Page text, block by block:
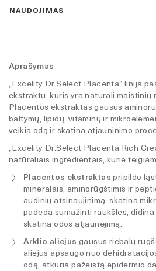
NAUDOJIMAS
Aprašymas
„Excelity Dr.Select Placenta“ linija
ekstraktu, kuris yra natūrali maistinių
Placentos ekstraktas gausus
baltymų, lipidų, vitaminų ir
veikia odą ir skatina atjauninimo
„Excelity Dr.Select Placenta Rich
natūraliais ingredientais, kurie
Placentos ekstraktas pripildo
mineralais, aminorūgštimis ir
audinių atsinaujinimą, skatina
padeda sumažinti raukšles,
skatina odos atjaunėjimą.
Arklio aliejus gausus riebalų
aliejus apsaugo nuo
odą, atkuria pažeistą epidermio